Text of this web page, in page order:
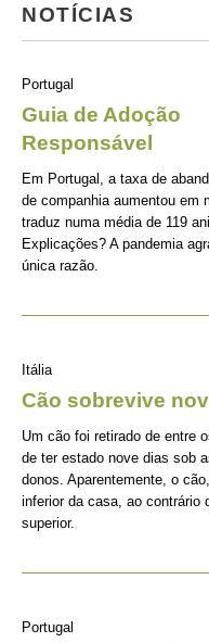
NOTÍCIAS
Portugal
Guia de Adoção
Responsável
Em Portugal, a taxa de
de companhia aumentou em
traduz numa média de 119
Explicações? A pandemia
única razão.
Itália
Cão sobrevive
Um cão foi retirado de entre
de ter estado nove dias sob
donos. Aparentemente, o
inferior da casa, ao contrário
superior.
Portugal